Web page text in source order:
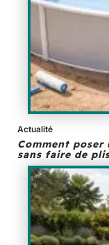
Actualité
Comment
sans faire de